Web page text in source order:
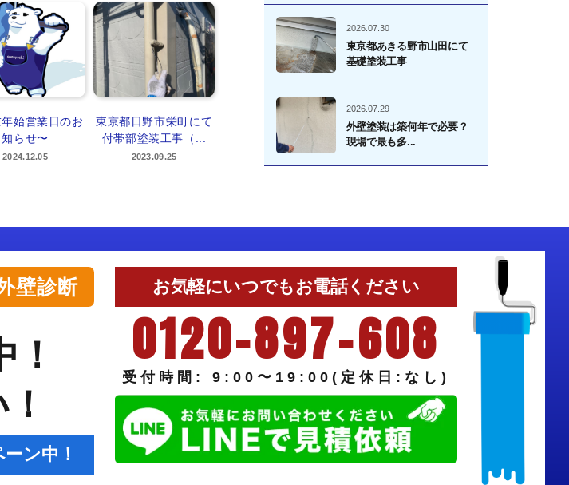
始営業日のお
知らせ〜
2024.12.05
東京都日野市栄町にて
付帯部塗装工事（...
2023.09.25
2026.07.30
東京都あきる野市山田にて
基礎塗装工事
2026.07.29
外壁塗装は築何年で必要？
現場で最も多...
壁診断
ン中！
お気軽にいつでもお電話ください
0120-897-608
受付時間: 9:00〜19:00(定休日:なし)